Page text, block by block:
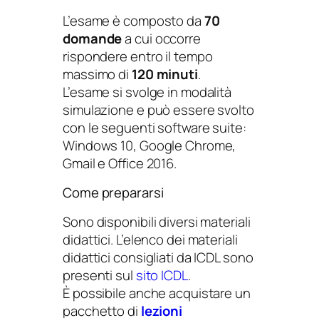
L’esame è composto da70
domandea cui occorre
rispondere entro il tempo
massimo di 120 minuti.
L’esame si svolge in modalità
simulazione e può essere svolto
con le seguenti software suite:
Windows 10, Google Chrome,
Gmail e Office 2016.
Come prepararsi
Sono disponibili diversi materiali
didattici. L’elenco dei materiali
didattici consigliati da ICDL sono
presenti sul sito ICDL.
È possibile anche acquistare un
pacchetto di lezioni